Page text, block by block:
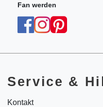
Fan werden
Service &
Kontakt